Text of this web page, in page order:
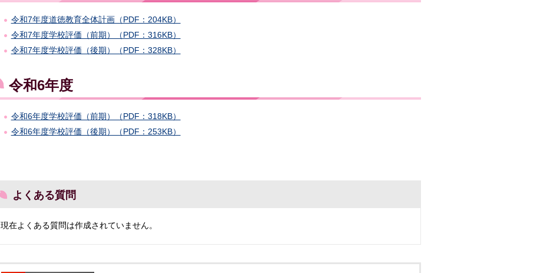
令和7年度道徳教育全体計画（PDF：204KB）
令和7年度学校評価（前期）（PDF：316KB）
令和7年度学校評価（後期）（PDF：328KB）
令和6年度
令和6年度学校評価（前期）（PDF：318KB）
令和6年度学校評価（後期）（PDF：253KB）
よくある質問
現在よくある質問は作成されていません。